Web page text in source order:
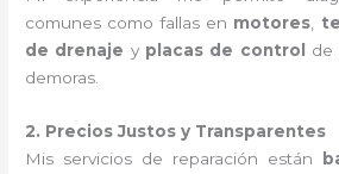
comunes como fallas en motores
de drenaje y placas de control
de
demoras.
2. Precios Justos y Transparentes
Mis servicios de reparación están